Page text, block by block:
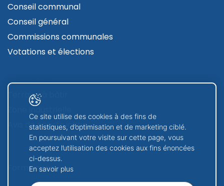
Conseil communal
Conseil général
Commissions communales
Votations et élections
CONTRUIRE
Terrains à bâtir
Zone industrielle
Avis de construction
GUICHET VIRTUEL
Formulaires
Ce site utilise des cookies à des fins de
statistiques, d’optimisation et de marketing ciblé.
En poursuivant votre visite sur cette page, vous
acceptez l’utilisation des cookies aux fins énoncées
ci-dessus.
En savoir plus